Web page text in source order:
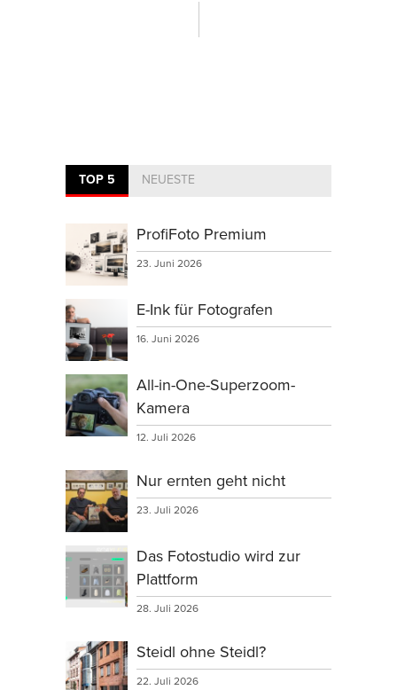
TOP 5 NEUESTE
ProfiFoto Premium
23. Juni 2026
E-Ink für Fotografen
16. Juni 2026
All-in-One-Superzoom-
Kamera
12. Juli 2026
Nur ernten geht nicht
23. Juli 2026
Das Fotostudio wird zur
Plattform
28. Juli 2026
Steidl ohne Steidl?
22. Juli 2026